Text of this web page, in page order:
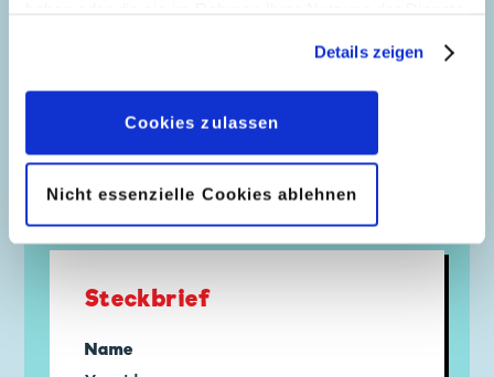
geben, können Sie diese jederzeit in der
Datenschutzerklärungwieder widerrufen.
Details zeigen
Cookies zulassen
Nicht essenzielle Cookies ablehnen
Kampf der Zauberer - Saga 3: Das Ende einer Ära
Steckbrief
Name